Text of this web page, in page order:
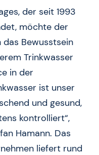
der seit 1993
möchte der
Bewusstsein
Trinkwasser
in der
ist unser
und gesund,
kontrolliert“,
Hamann. Das
liefert rund